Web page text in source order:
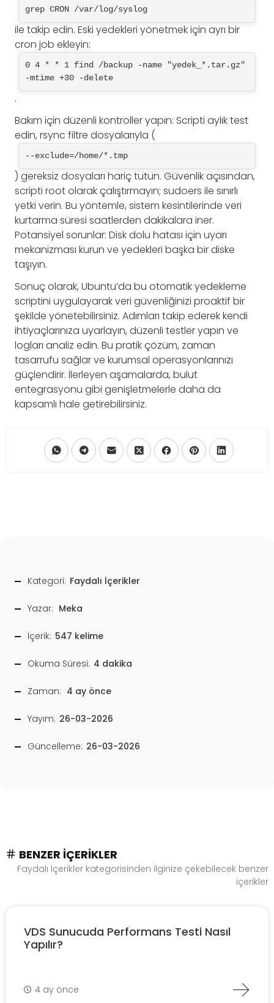
grep CRON /var/log/syslog
ile takip edin. Eski yedekleri yönetmek için ayrı bir
cron job ekleyin:
0 4 * * 1 find /backup -name "yedek_*.tar.gz"
-mtime +30 -delete
.
Bakım için düzenli kontroller yapın: Scripti aylık test
edin, rsync filtre dosyalarıyla (
--exclude=/home/*.tmp
) gereksiz dosyaları hariç tutun. Güvenlik açısından,
scripti root olarak çalıştırmayın; sudoers ile sınırlı
yetki verin. Bu yöntemle, sistem kesintilerinde veri
kurtarma süresi saatlerden dakikalara iner.
Potansiyel sorunlar: Disk dolu hatası için uyarı
mekanizması kurun ve yedekleri başka bir diske
taşıyın.
Sonuç olarak, Ubuntu’da bu otomatik yedekleme
scriptini uygulayarak veri güvenliğinizi proaktif bir
şekilde yönetebilirsiniz. Adımları takip ederek kendi
ihtiyaçlarınıza uyarlayın, düzenli testler yapın ve
logları analiz edin. Bu pratik çözüm, zaman
tasarrufu sağlar ve kurumsal operasyonlarınızı
güçlendirir. İlerleyen aşamalarda, bulut
entegrasyonu gibi genişletmelerle daha da
kapsamlı hale getirebilirsiniz.
Kategori: Faydalı İçerikler
Yazar: Meka
İçerik: 547 kelime
Okuma Süresi: 4 dakika
Zaman: 4 ay önce
Yayım: 26-03-2026
Güncelleme: 26-03-2026
BENZER İÇERIKLER
Faydalı İçerikler kategorisinden ilginize çekebilecek benzer
içerikler
VDS Sunucuda Performans Testi Nasıl
Yapılır?
4 ay önce